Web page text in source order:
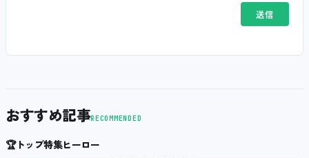
おすすめ記事RECOMMENDED
🏆トップ特集ヒーロー